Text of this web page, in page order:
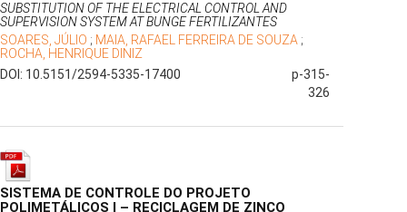
SUBSTITUTION OF THE ELECTRICAL CONTROL AND
SUPERVISION SYSTEM AT BUNGE FERTILIZANTES
SOARES, JÚLIO ; MAIA, RAFAEL FERREIRA DE SOUZA ;
ROCHA, HENRIQUE DINIZ
DOI: 10.5151/2594-5335-17400
p-315-
326
SISTEMA DE CONTROLE DO PROJETO
POLIMETÁLICOS I – RECICLAGEM DE ZINCO